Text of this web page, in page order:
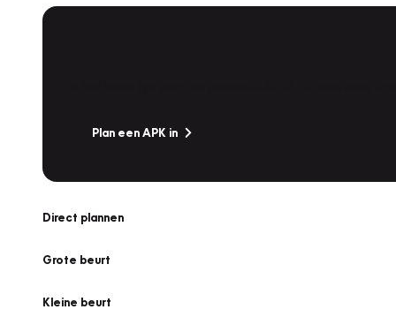
Plan een APK in
Direct plannen
Grote beurt
Kleine beurt